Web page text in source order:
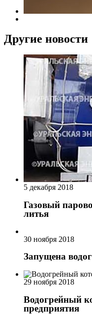
Другие новости
5 декабря 2018
Газовый
литья
30 ноября 2018
Запущена
29 ноября 2018
Водогрейный
предприятия